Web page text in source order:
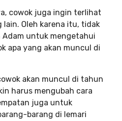
cowok juga ingin terlihat
lain. Oleh karena itu, tidak
Adam untuk mengetahui
apa yang akan muncul di
akan muncul di tahun
harus mengubah cara
juga untuk
barang di lemari